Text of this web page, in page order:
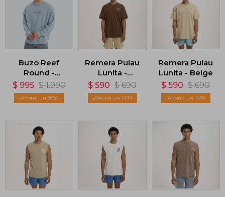
Buzo Reef
Round -
Celeste
$ 995 $ 1.990
50
Remera Pulau
Lunita -
Marrón
$ 590 $ 690
14
Remera Pulau
Lunita - Beige
$ 590 $ 690
14